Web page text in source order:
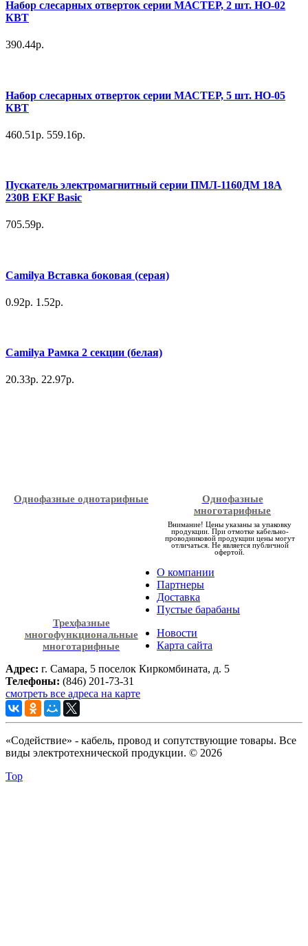
Набор слесарных отверток серии МАСТЕР, 2 шт. НО-02
КВТ
390.44р.
Набор слесарных отверток серии МАСТЕР, 5 шт. НО-05
КВТ
460.51р. 559.16р.
Пускатель электромагнитный серии ПМЛ-1160ДМ 18А
230В EKF Basic
705.59р.
Camilya Вставка боковая (серая)
0.92р. 1.52р.
Camilya Рамка 2 секции (белая)
20.33р. 22.97р.
Однофазные однотарифные
Однофазные
многотарифные
Трехфазные
многофункциональные
многотарифные
Внимание! Цены указаны за упаковку
продукции. При отмотке кабельно-
проводниковой продукции цены могут
отличаться. Не является публичной
офертой.
О компании
Партнеры
Доставка
Пустые барабаны
Новости
Карта сайта
Адрес: г. Самара, 5 поселок Киркомбината, д. 5
Телефоны: (846) 201-73-31
смотреть все адреса на карте
«Содействие» - кабель, провод и сопутствующие товары. Все
виды электротехнической продукции. © 2026
Top